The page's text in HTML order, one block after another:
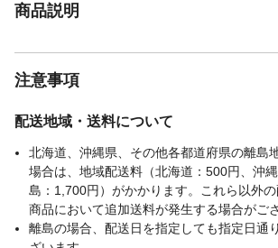
商品説明
注意事項
配送地域・送料について
北海道、沖縄県、その他各都道府県の離島
場合は、地域配送料（北海道：500円、沖
島：1,700円）がかかります。これら以外
商品において追加送料が発生する場合がご
離島の場合、配送日を指定しても指定日通